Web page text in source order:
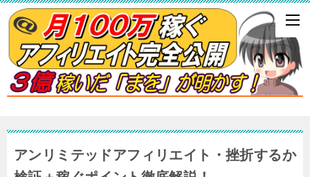
アンリミテッドアフィリエイト・挫折するか